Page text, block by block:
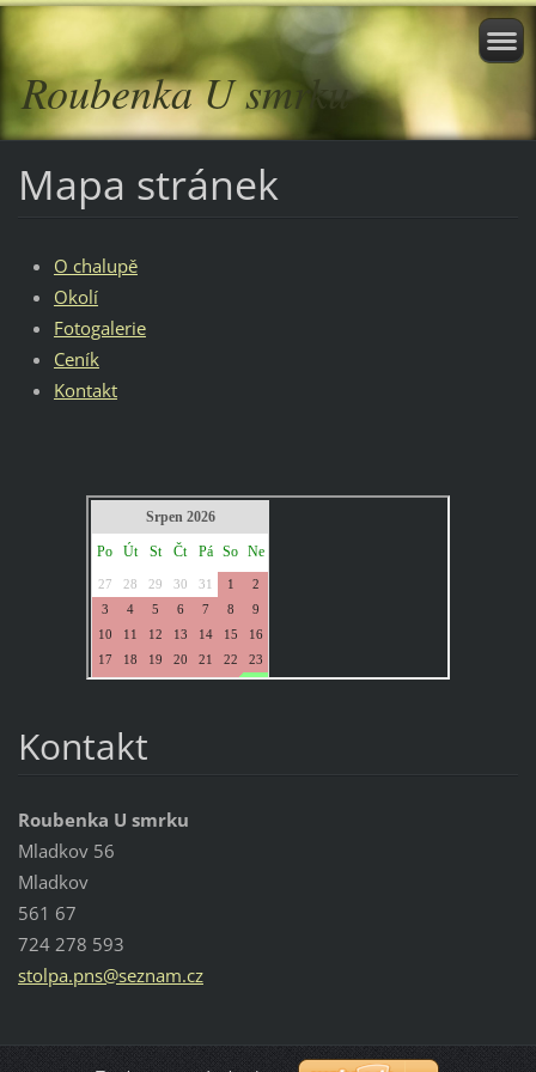
Roubenka U smrku
Mapa stránek
O chalupě
Okolí
Fotogalerie
Ceník
Kontakt
Kontakt
Roubenka U smrku
Mladkov 56
Mladkov
561 67
724 278 593
stolpa.pns@seznam.cz